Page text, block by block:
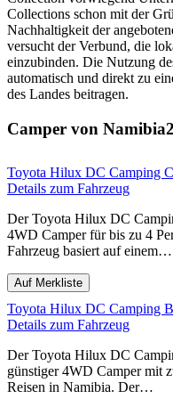
Collections schon mit der
Nachhaltigkeit der
versucht der Verbund, die
einzubinden. Die Nutzung
automatisch und direkt zu
des Landes beitragen.
Camper von
Toyota Hilux DC Camping
Details zum Fahrzeug
Der Toyota Hilux DC
4WD Camper für bis zu 4
Fahrzeug basiert auf einem…
Auf Merkliste
Toyota Hilux DC Camping
Details zum Fahrzeug
Der Toyota Hilux DC
günstiger 4WD Camper mit
Reisen in Namibia. Der…